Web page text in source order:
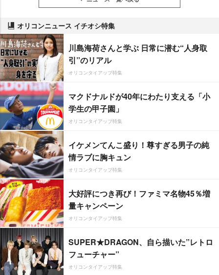
オリコンニュース イチオシ特集
川島海荷さんと学ぶ 日常に潜む“人身取
引”のリアル
オリコンタイアップ特集
マクドナルドが40年にわたり支える「小
学生の甲子園」
オリコンタイアップ特集
イケメンてんこ盛り！尊すぎる男子の純
情ラブに胸キュン
オリコンタイアップ特集
大好評につき再び！ファミマ名物45％増
量キャンペーン
オリコンタイアップ特集
SUPER★DRAGON、自ら描いた”レトロ
フューチャー”
オリコンタイアップ特集